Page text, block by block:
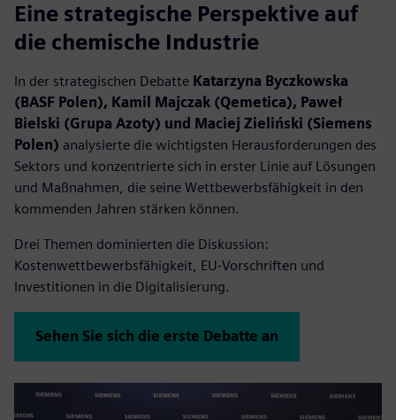
Eine strategische Perspektive auf
die chemische Industrie
In der strategischen Debatte Katarzyna Byczkowska
(BASF Polen), Kamil Majczak (Qemetica), Paweł
Bielski (Grupa Azoty) und Maciej Zieliński (Siemens
Polen) analysierte die wichtigsten Herausforderungen des
Sektors und konzentrierte sich in erster Linie auf Lösungen
und Maßnahmen, die seine Wettbewerbsfähigkeit in den
kommenden Jahren stärken können.
Drei Themen dominierten die Diskussion:
Kostenwettbewerbsfähigkeit, EU-Vorschriften und
Investitionen in die Digitalisierung.
Sehen Sie sich die erste Debatte an